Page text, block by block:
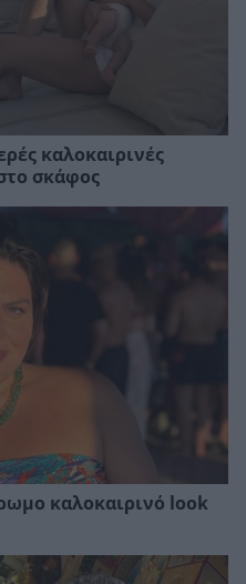
καλοκαιρινές
σκάφος
καλοκαιρινό look